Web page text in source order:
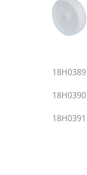
18H0389
18H0390
18H0391